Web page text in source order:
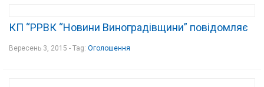
КП “РРВК “Новини Виноградівщини” повідомляє
Вересень 3, 2015 - Tag: Оголошення